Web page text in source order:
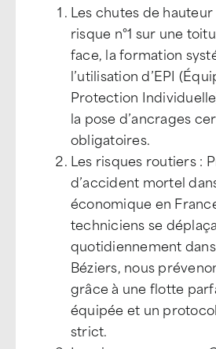
Les chutes de hauteur
risque n°1 sur une
face, la formation
l’utilisation d’EPI
Protection
la pose d’ancrages
obligatoires.
Les risques routiers :
d’accident mortel
économique en
techniciens se
quotidiennement
Béziers, nous
grâce à une flotte
équipée et un
strict.